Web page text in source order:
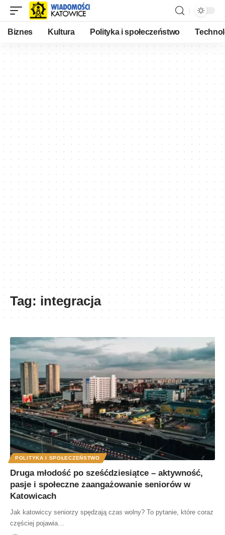
Biznes Kultura Polityka i społeczeństwo
Tag: integracja
POLITYKA I SPOŁECZEŃSTWO
Druga młodość po sześćdziesiątce – aktywność,
pasje i społeczne zaangażowanie seniorów w
Katowicach
Jak katowiccy seniorzy spędzają czas wolny? To pytanie, które coraz
częściej pojawia